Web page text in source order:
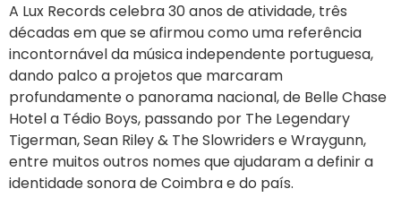
A Lux Records celebra 30 anos de atividade, três
décadas em que se afirmou como uma referência
incontornável da música independente portuguesa,
dando palco a projetos que marcaram
profundamente o panorama nacional, de Belle Chase
Hotel a Tédio Boys, passando por The Legendary
Tigerman, Sean Riley & The Slowriders e Wraygunn,
entre muitos outros nomes que ajudaram a definir a
identidade sonora de Coimbra e do país.